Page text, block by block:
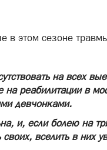
в этом сезоне
на всех
на реабилитации в
девчонками.
и, если болею на
вселить в них